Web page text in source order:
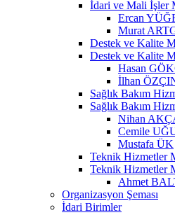
İdari ve Mali İşler
Ercan
Murat
Destek ve Kalite
Destek ve Kalite
Hasan
İlhan
Sağlık Bakım
Sağlık Bakım
Nihan
Cemile
Mustafa ÜK
Teknik Hizmetler
Teknik Hizmetler
Ahmet
Organizasyon Şeması
İdari Birimler